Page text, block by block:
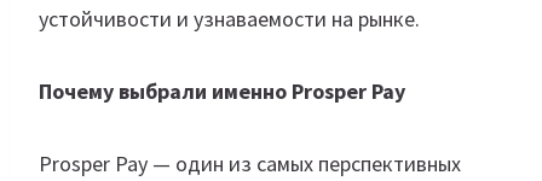
устойчивости и узнаваемости на рынке.
Почему выбрали именно Prosper Pay
Prosper Pay — один из самых перспективных